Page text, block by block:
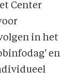
Center
in het
en